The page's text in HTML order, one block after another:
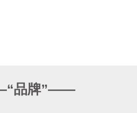
品牌”——